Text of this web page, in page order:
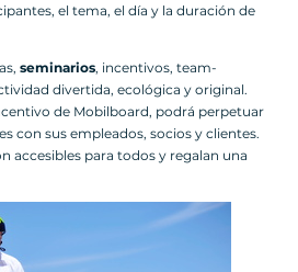
el tema, el día y la duración de
seminarios, incentivos, team-
divertida, ecológica y original.
de Mobilboard, podrá perpetuar
con sus empleados, socios y clientes.
accesibles para todos y regalan una